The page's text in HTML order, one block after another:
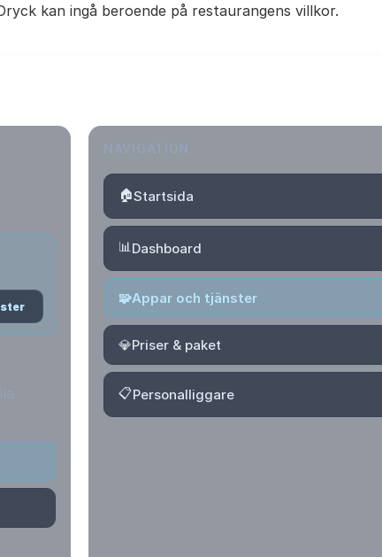
kan ingå beroende på restaurangens villkor.
🏠Startsida
📊Dashboard
🧩Appar och tjänster
💎Priser & paket
📋Personalliggare